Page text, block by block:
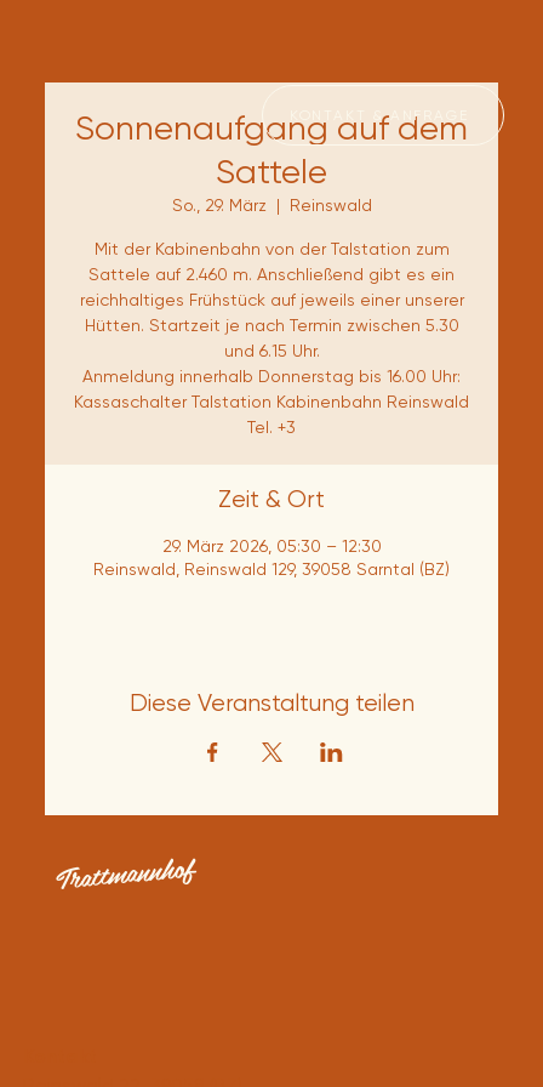
KONTAKT & ANFRAGE
Sonnenaufgang auf dem
Sattele
So., 29. März
  |
Reinswald
Mit der Kabinenbahn von der Talstation zum
Sattele auf 2.460 m. Anschließend gibt es ein
reichhaltiges Frühstück auf jeweils einer unserer
Hütten. Startzeit je nach Termin zwischen 5.30
und 6.15 Uhr.
Anmeldung innerhalb Donnerstag bis 16.00 Uhr:
Kassaschalter Talstation Kabinenbahn Reinswald
Tel. +3
Zeit & Ort
29. März 2026, 05:30 – 12:30
Reinswald, Reinswald 129, 39058 Sarntal (BZ)
Diese Veranstaltung teilen
Trattmannhof